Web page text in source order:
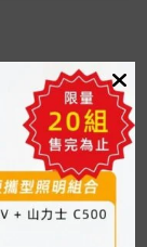
合平整無孔
，減少安裝